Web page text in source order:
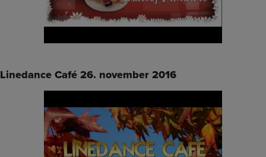
Linedance Café 26. november 2016